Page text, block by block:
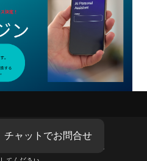
All Rights Reserved.
シーポリシー
」をご覧ください。